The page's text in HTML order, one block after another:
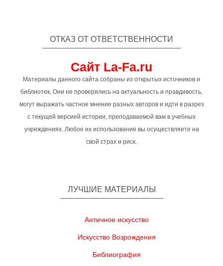
ОТКАЗ ОТ ОТВЕТСТВЕННОСТИ
Сайт La-Fa.ru
Материалы данного сайта собраны из открытых источников и
библиотек. Они не проверялись на актуальность и правдивость,
могут выражать частное мнение разных авторов и идти в разрез
с текущей версией истории, преподаваемой вам в учебных
учреждениях. Любое их использование вы осуществляете на
свой страх и риск.
ЛУЧШИЕ МАТЕРИАЛЫ
Античное искусство
Искусство Возрождения
Библиография